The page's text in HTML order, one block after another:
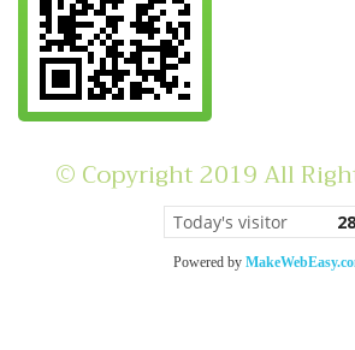
© Copyright 2019 All
Today's visitor
Powered by